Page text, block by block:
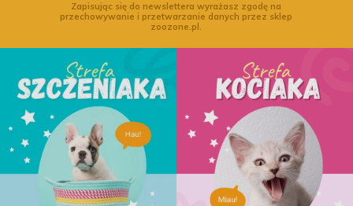
Zapisując się do newslettera wyrażasz zgodę na
przechowywanie i przetwarzanie danych przez sklep
zoozone.pl.